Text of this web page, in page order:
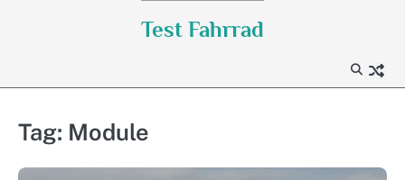
Test Fahrrad
Tag: Module